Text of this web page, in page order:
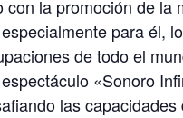
la promoción de
para él,
de todo el
«Sonoro
las